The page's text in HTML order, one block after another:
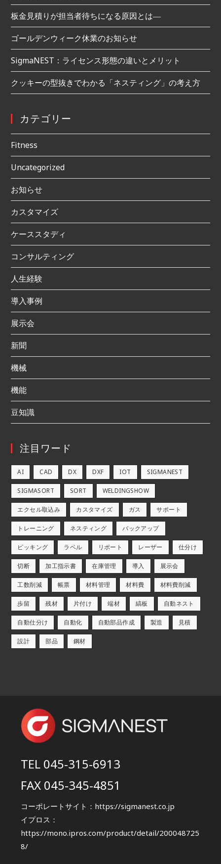
板金見積りが担当者待ちになる原因とは―
ゴールデンウィーク休業のお知らせ
SigmaNEST：ライセンス形態の違いとメリット
クッキーの型抜きでわかる「ネスティング」の考え方
カテゴリー
Fitness
Uncategorized
お知らせ
カスタマイズ
ケーススタディ
コンサルティング
人生経験
導入事例
展示会
新聞
機械
機能
豆知識
注目ワード
AI CAD DX DXF IOT SIGMANEST
SIGMASORT SORT WELDINGSHOW
エクセル取込み カスタマイズ ガス サポート
トレーニング ネスティング バックアップ
ピッキング ラベル リポート レーザー 仕分け
切断 加工指示書 在庫管理 導入 展示会
工数削減 帳票 材料管理 材料費 材料費削減
歩留 残材 片付け 端材 縞板 自動ネスト
自動仕分け 自動化 自動部品作成 製造 見積
設計 部品 鋼材
TEL 045-315-6913
FAX 045-345-4851
コーポレートサイト： https://sigmanest.co.jp
イプロス：
https://mono.ipros.com/product/detail/200048725
8/